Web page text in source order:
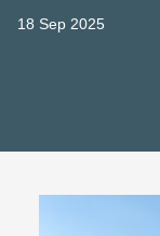
18 Sep 2025